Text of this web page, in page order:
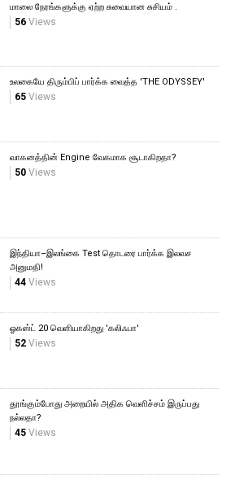
மாலை நேரங்களுக்கு ஏற்ற சுவையான சுசியம் .
56Views
உலகையே திரும்பிப் பார்க்க வைத்த 'THE ODYSSEY'
65Views
வாகனத்தின் Engine வேகமாக சூடாகிறதா?
50Views
இந்தியா–இலங்கை Test தொடரை பார்க்க இலவச
அனுமதி!
44Views
ஓகஸ்ட் 20 வெளியாகிறது 'கலிஃபா'
52Views
தூங்கும்போது அறையில் அதிக வெளிச்சம் இருப்பது
நல்லதா?
45Views